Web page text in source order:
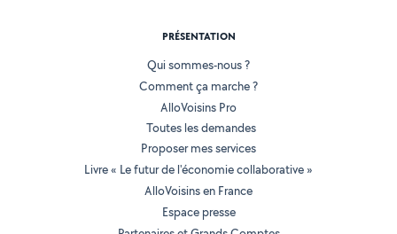
PRÉSENTATION
Qui sommes-nous ?
Comment ça marche ?
AlloVoisins Pro
Toutes les demandes
Proposer mes services
Livre « Le futur de l'économie collaborative »
AlloVoisins en France
Espace presse